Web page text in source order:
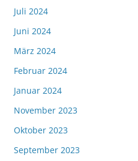
Juli 2024
Juni 2024
März 2024
Februar 2024
Januar 2024
November 2023
Oktober 2023
September 2023